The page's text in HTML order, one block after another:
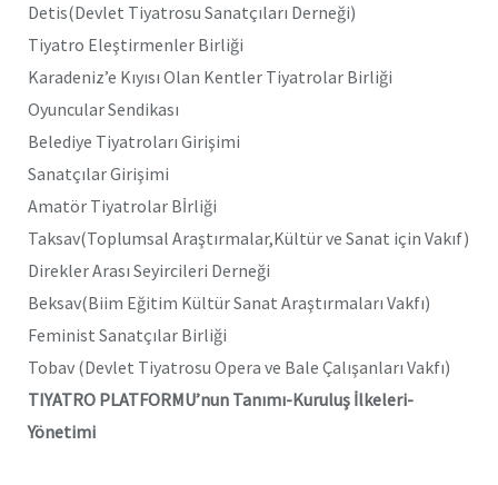
Detis(Devlet Tiyatrosu Sanatçıları Derneği)
Tiyatro Eleştirmenler Birliği
Karadeniz’e Kıyısı Olan Kentler Tiyatrolar Birliği
Oyuncular Sendikası
Belediye Tiyatroları Girişimi
Sanatçılar Girişimi
Amatör Tiyatrolar Bİrliği
Taksav(Toplumsal Araştırmalar,Kültür ve Sanat için Vakıf)
Direkler Arası Seyircileri Derneği
Beksav(Biim Eğitim Kültür Sanat Araştırmaları Vakfı)
Feminist Sanatçılar Birliği
Tobav (Devlet Tiyatrosu Opera ve Bale Çalışanları Vakfı)
TIYATRO PLATFORMU’nun Tanımı-Kuruluş İlkeleri-
Yönetimi